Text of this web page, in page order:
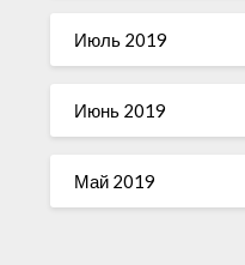
Июль 2019
Июнь 2019
Май 2019